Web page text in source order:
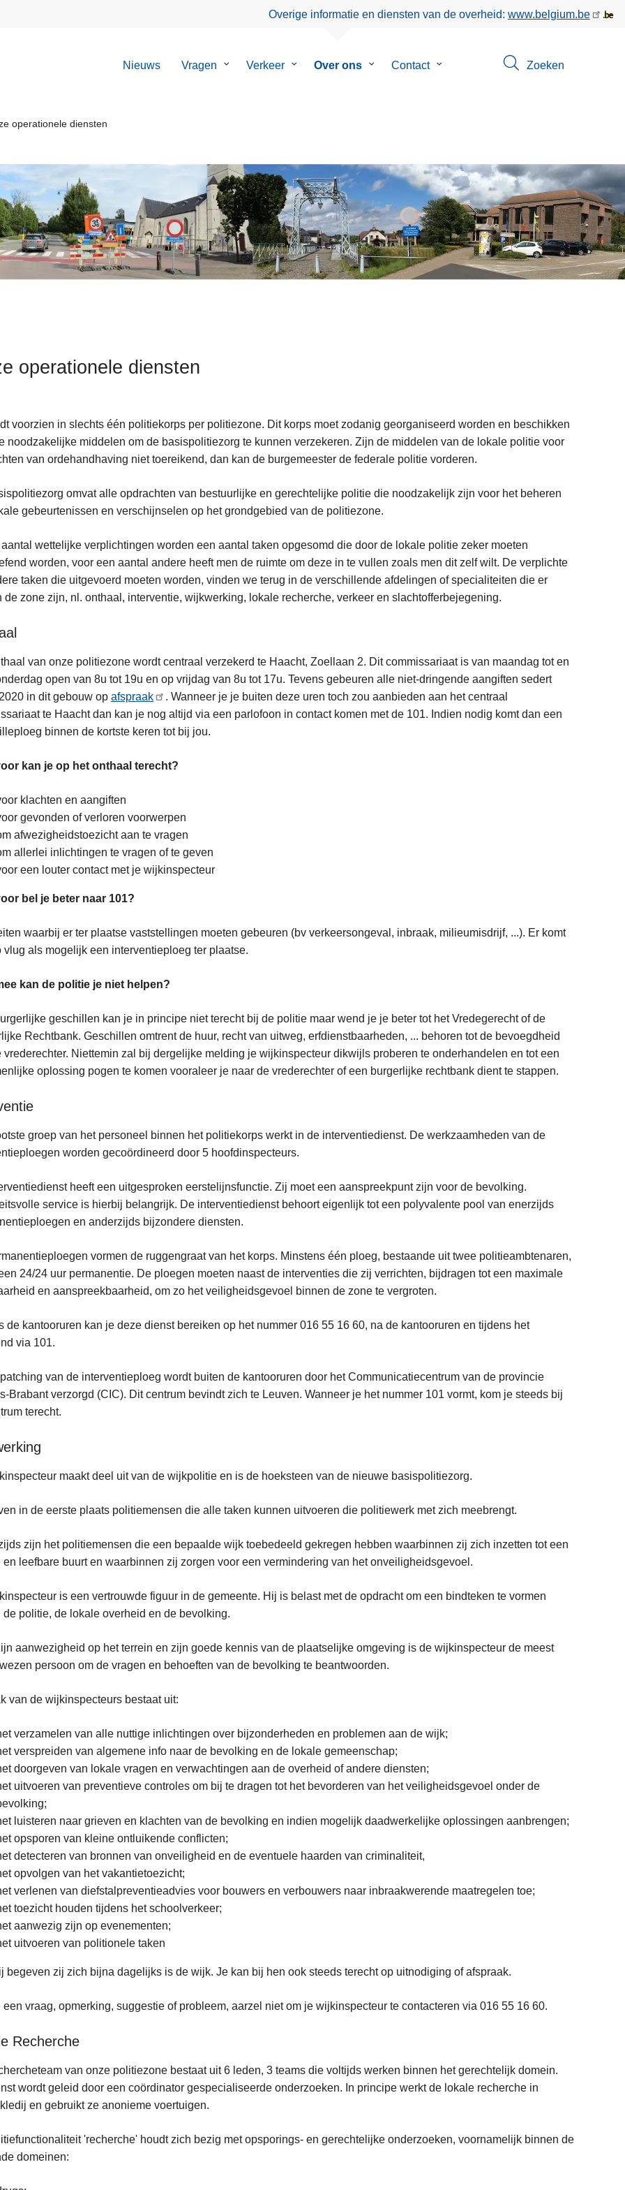
Overige informatie en diensten van de overheid: www.belgium.be
Nieuws Vragen
Submenu
Verkeer
SubmenuOver ons
Submenu
Contact
Submenu
Zoeken
operationele diensten
operationele diensten
voorzien in slechts één politiekorps per politiezone. Dit korps moet zodanig georganiseerd worden en beschikken
noodzakelijke middelen om de basispolitiezorg te kunnen verzekeren. Zijn de middelen van de lokale politie voor
van ordehandhaving niet toereikend, dan kan de burgemeester de federale politie vorderen.
omvat alle opdrachten van bestuurlijke en gerechtelijke politie die noodzakelijk zijn voor het beheren
gebeurtenissen en verschijnselen op het grondgebied van de politiezone.
wettelijke verplichtingen worden een aantal taken opgesomd die door de lokale politie zeker moeten
worden, voor een aantal andere heeft men de ruimte om deze in te vullen zoals men dit zelf wilt. De verplichte
taken die uitgevoerd moeten worden, vinden we terug in de verschillende afdelingen of specialiteiten die er
de zone zijn, nl. onthaal, interventie, wijkwerking, lokale recherche, verkeer en slachtofferbejegening.
van onze politiezone wordt centraal verzekerd te Haacht, Zoellaan 2. Dit commissariaat is van maandag tot en
open van 8u tot 19u en op vrijdag van 8u tot 17u. Tevens gebeuren alle niet-dringende aangiften sedert
in dit gebouw op afspraak
. Wanneer je je buiten deze uren toch zou aanbieden aan het centraal
te Haacht dan kan je nog altijd via een parlofoon in contact komen met de 101. Indien nodig komt dan een
binnen de kortste keren tot bij jou.
kan je op het onthaal terecht?
klachten en aangiften
gevonden of verloren voorwerpen
afwezigheidstoezicht aan te vragen
allerlei inlichtingen te vragen of te geven
een louter contact met je wijkinspecteur
bel je beter naar 101?
waarbij er ter plaatse vaststellingen moeten gebeuren (bv verkeersongeval, inbraak, milieumisdrijf, ...). Er komt
vlug als mogelijk een interventieploeg ter plaatse.
kan de politie je niet helpen?
geschillen kan je in principe niet terecht bij de politie maar wend je je beter tot het Vredegerecht of de
Rechtbank. Geschillen omtrent de huur, recht van uitweg, erfdienstbaarheden, ... behoren tot de bevoegdheid
vrederechter. Niettemin zal bij dergelijke melding je wijkinspecteur dikwijls proberen te onderhandelen en tot een
oplossing pogen te komen vooraleer je naar de vrederechter of een burgerlijke rechtbank dient te stappen.
groep van het personeel binnen het politiekorps werkt in de interventiedienst. De werkzaamheden van de
worden gecoördineerd door 5 hoofdinspecteurs.
heeft een uitgesproken eerstelijnsfunctie. Zij moet een aanspreekpunt zijn voor de bevolking.
service is hierbij belangrijk. De interventiedienst behoort eigenlijk tot een polyvalente pool van enerzijds
en anderzijds bijzondere diensten.
vormen de ruggengraat van het korps. Minstens één ploeg, bestaande uit twee politieambtenaren,
24/24 uur permanentie. De ploegen moeten naast de interventies die zij verrichten, bijdragen tot een maximale
en aanspreekbaarheid, om zo het veiligheidsgevoel binnen de zone te vergroten.
de kantooruren kan je deze dienst bereiken op het nummer 016 55 16 60, na de kantooruren en tijdens het
via 101.
van de interventieploeg wordt buiten de kantooruren door het Communicatiecentrum van de provincie
Brabant verzorgd (CIC). Dit centrum bevindt zich te Leuven. Wanneer je het nummer 101 vormt, kom je steeds bij
terecht.
maakt deel uit van de wijkpolitie en is de hoeksteen van de nieuwe basispolitiezorg.
in de eerste plaats politiemensen die alle taken kunnen uitvoeren die politiewerk met zich meebrengt.
zijn het politiemensen die een bepaalde wijk toebedeeld gekregen hebben waarbinnen zij zich inzetten tot een
en leefbare buurt en waarbinnen zij zorgen voor een vermindering van het onveiligheidsgevoel.
is een vertrouwde figuur in de gemeente. Hij is belast met de opdracht om een bindteken te vormen
de politie, de lokale overheid en de bevolking.
aanwezigheid op het terrein en zijn goede kennis van de plaatselijke omgeving is de wijkinspecteur de meest
persoon om de vragen en behoeften van de bevolking te beantwoorden.
van de wijkinspecteurs bestaat uit:
verzamelen van alle nuttige inlichtingen over bijzonderheden en problemen aan de wijk;
verspreiden van algemene info naar de bevolking en de lokale gemeenschap;
doorgeven van lokale vragen en verwachtingen aan de overheid of andere diensten;
uitvoeren van preventieve controles om bij te dragen tot het bevorderen van het veiligheidsgevoel onder de
luisteren naar grieven en klachten van de bevolking en indien mogelijk daadwerkelijke oplossingen aanbrengen;
opsporen van kleine ontluikende conflicten;
detecteren van bronnen van onveiligheid en de eventuele haarden van criminaliteit,
opvolgen van het vakantietoezicht;
verlenen van diefstalpreventieadvies voor bouwers en verbouwers naar inbraakwerende maatregelen toe;
toezicht houden tijdens het schoolverkeer;
aanwezig zijn op evenementen;
uitvoeren van politionele taken
begeven zij zich bijna dagelijks is de wijk. Je kan bij hen ook steeds terecht op uitnodiging of afspraak.
een vraag, opmerking, suggestie of probleem, aarzel niet om je wijkinspecteur te contacteren via 016 55 16 60.
Recherche
van onze politiezone bestaat uit 6 leden, 3 teams die voltijds werken binnen het gerechtelijk domein.
wordt geleid door een coördinator gespecialiseerde onderzoeken. In principe werkt de lokale recherche in
en gebruikt ze anonieme voertuigen.
'recherche' houdt zich bezig met opsporings- en gerechtelijke onderzoeken, voornamelijk binnen de
domeinen: